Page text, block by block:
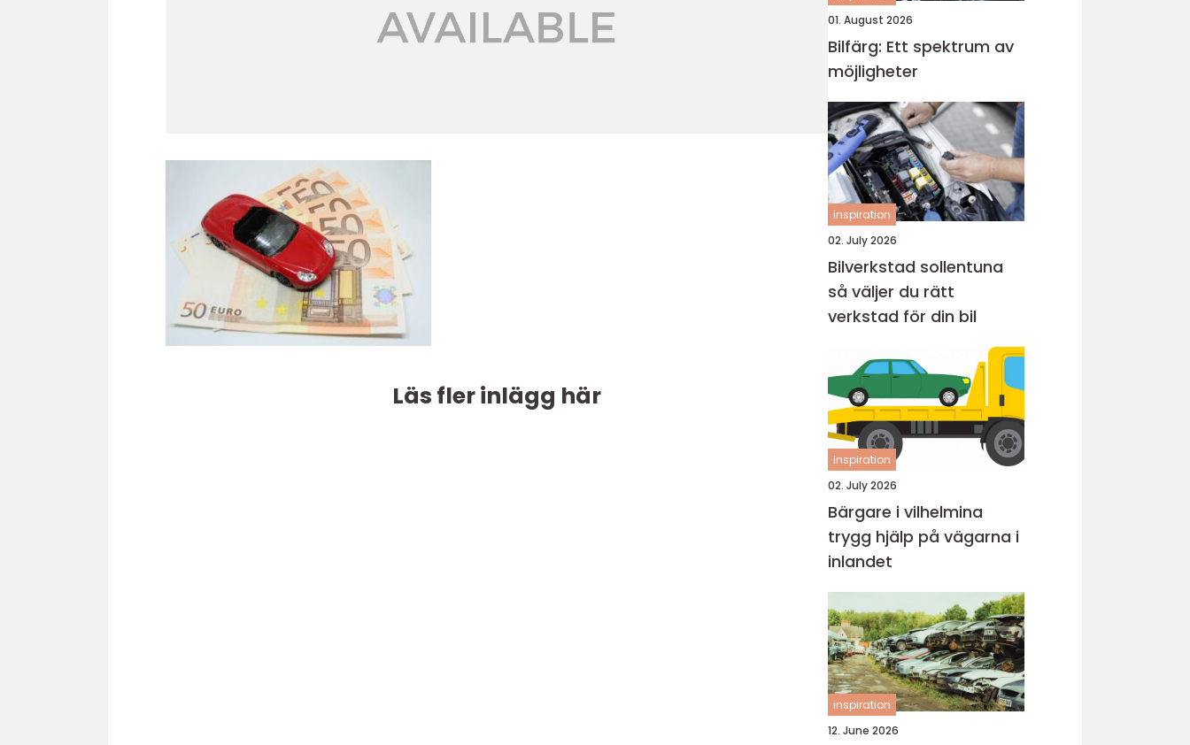
Läs fler inlägg här
01. August 2026
Bilfärg: Ett spektrum av
möjligheter
inspiration
02. July 2026
Bilverkstad sollentuna
så väljer du rätt
verkstad för din bil
inspiration
02. July 2026
Bärgare i vilhelmina
trygg hjälp på vägarna i
inlandet
inspiration
12. June 2026